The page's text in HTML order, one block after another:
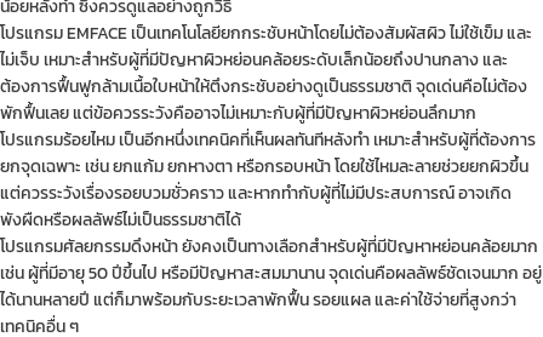
น้อยหลังทำ ซึ่งควรดูแลอย่างถูกวิธี
โปรแกรม EMFACE เป็นเทคโนโลยียกกระชับหน้าโดยไม่ต้องสัมผัสผิว ไม่ใช้เข็ม และ
ไม่เจ็บ เหมาะสำหรับผู้ที่มีปัญหาผิวหย่อนคล้อยระดับเล็กน้อยถึงปานกลาง และ
ต้องการฟื้นฟูกล้ามเนื้อใบหน้าให้ตึงกระชับอย่างดูเป็นธรรมชาติ จุดเด่นคือไม่ต้อง
พักฟื้นเลย แต่ข้อควรระวังคืออาจไม่เหมาะกับผู้ที่มีปัญหาผิวหย่อนลึกมาก
โปรแกรมร้อยไหม เป็นอีกหนึ่งเทคนิคที่เห็นผลทันทีหลังทำ เหมาะสำหรับผู้ที่ต้องการ
ยกจุดเฉพาะ เช่น ยกแก้ม ยกหางตา หรือกรอบหน้า โดยใช้ไหมละลายช่วยยกผิวขึ้น
แต่ควรระวังเรื่องรอยบวมชั่วคราว และหากทำกับผู้ที่ไม่มีประสบการณ์ อาจเกิด
พังผืดหรือผลลัพธ์ไม่เป็นธรรมชาติได้
โปรแกรมศัลยกรรมดึงหน้า ยังคงเป็นทางเลือกสำหรับผู้ที่มีปัญหาหย่อนคล้อยมาก
เช่น ผู้ที่มีอายุ 50 ปีขึ้นไป หรือมีปัญหาสะสมมานาน จุดเด่นคือผลลัพธ์ชัดเจนมาก อยู่
ได้นานหลายปี แต่ก็มาพร้อมกับระยะเวลาพักฟื้น รอยแผล และค่าใช้จ่ายที่สูงกว่า
เทคนิคอื่น ๆ